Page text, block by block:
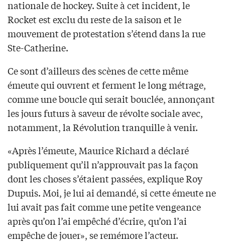
nationale de hockey. Suite à cet incident, le
Rocket est exclu du reste de la saison et le
mouvement de protestation s’étend dans la rue
Ste-Catherine.
Ce sont d’ailleurs des scènes de cette même
émeute qui ouvrent et ferment le long métrage,
comme une boucle qui serait bouclée, annonçant
les jours futurs à saveur de révolte sociale avec,
notamment, la Révolution tranquille à venir.
«Après l’émeute, Maurice Richard a déclaré
publiquement qu’il n’approuvait pas la façon
dont les choses s’étaient passées, explique Roy
Dupuis. Moi, je lui ai demandé, si cette émeute ne
lui avait pas fait comme une petite vengeance
après qu’on l’ai empêché d’écrire, qu’on l’ai
empêche de jouer», se remémore l’acteur.